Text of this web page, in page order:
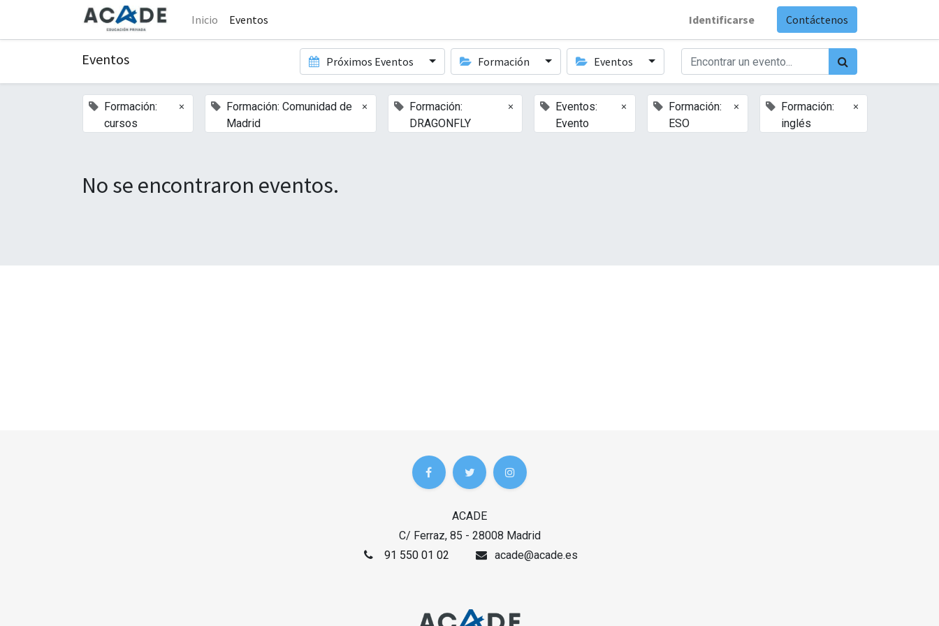
Inicio Eventos Identificarse Contáctenos
Eventos Próximos Eventos Formación Eventos
Formación:
cursos
×
Formación: Comunidad de
Madrid
×
Formación:
DRAGONFLY
×
Eventos:
Evento
×
Formación:
ESO
×
Formación:
inglés
×
No se encontraron eventos.
ACADE
C/ Ferraz, 85 - 28008 Madrid
91 550 01 02
acade@acade.es